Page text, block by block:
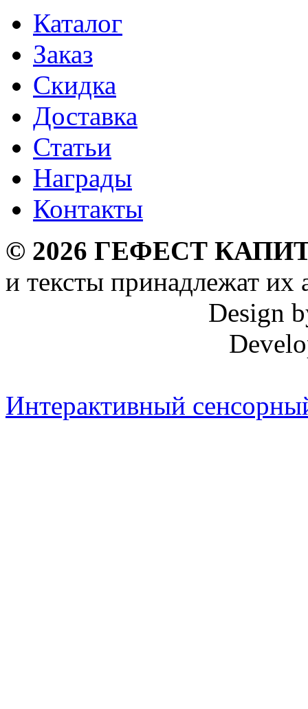
Каталог
Заказ
Скидка
Доставка
Статьи
Награды
Контакты
© 2026 ГЕФЕСТ
и тексты принадлежат их
Design
Интерактивный